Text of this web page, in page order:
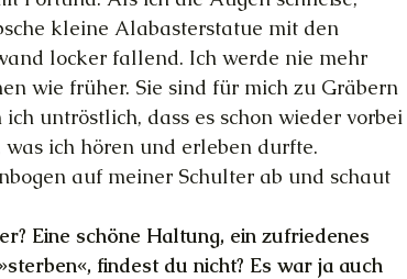
kleine Alabasterstatue mit den
locker fallend. Ich werde nie mehr
wie früher. Sie sind für mich zu Gräbern
untröstlich, dass es schon wieder vorbei
ich hören und erleben durfte.
auf meiner Schulter ab und schaut
Eine schöne Haltung, ein zufriedenes
findest du nicht? Es war ja auch